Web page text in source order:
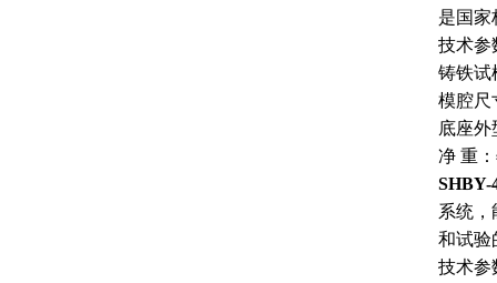
是国家
技术参
铸铁试
模腔尺
底座外
净 重：
SHBY-
系统，
和试验
技术参